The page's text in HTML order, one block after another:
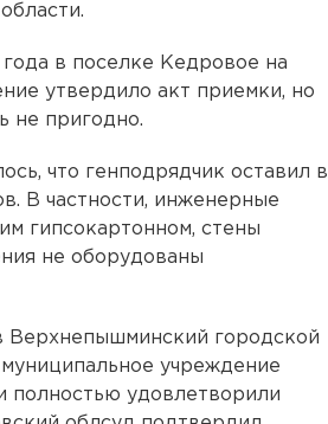
в поселке Кедровое на
утвердило акт приемки, но
не пригодно.
что генподрядчик оставил в
В частности, инженерные
гипсокартонном, стены
не оборудованы
Верхнепышминский городской
учреждение
полностью удовлетворили